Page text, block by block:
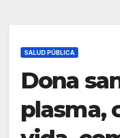
SALUD PÚBLICA
Dona
plasma,